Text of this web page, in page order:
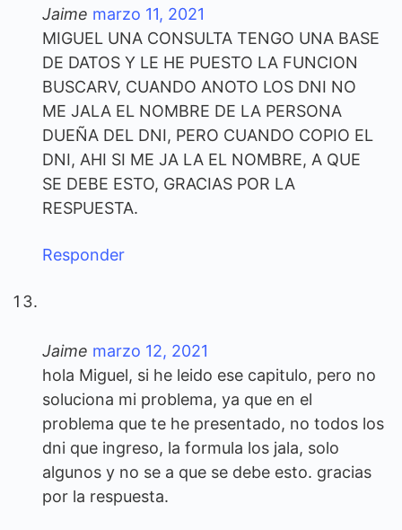
Jaime marzo 11, 2021
MIGUEL UNA CONSULTA TENGO UNA BASE
DE DATOS Y LE HE PUESTO LA FUNCION
BUSCARV, CUANDO ANOTO LOS DNI NO
ME JALA EL NOMBRE DE LA PERSONA
DUEÑA DEL DNI, PERO CUANDO COPIO EL
DNI, AHI SI ME JA LA EL NOMBRE, A QUE
SE DEBE ESTO, GRACIAS POR LA
RESPUESTA.
Responder
Jaime marzo 12, 2021
hola Miguel, si he leido ese capitulo, pero no
soluciona mi problema, ya que en el
problema que te he presentado, no todos los
dni que ingreso, la formula los jala, solo
algunos y no se a que se debe esto. gracias
por la respuesta.